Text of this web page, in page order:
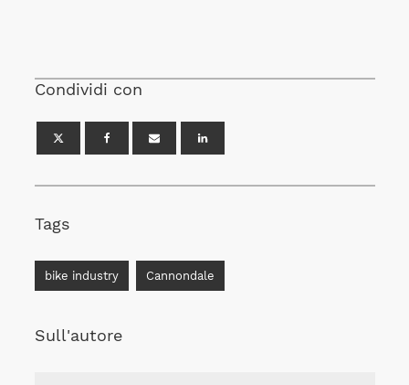
Condividi con
Tags
bike industry Cannondale
Sull'autore